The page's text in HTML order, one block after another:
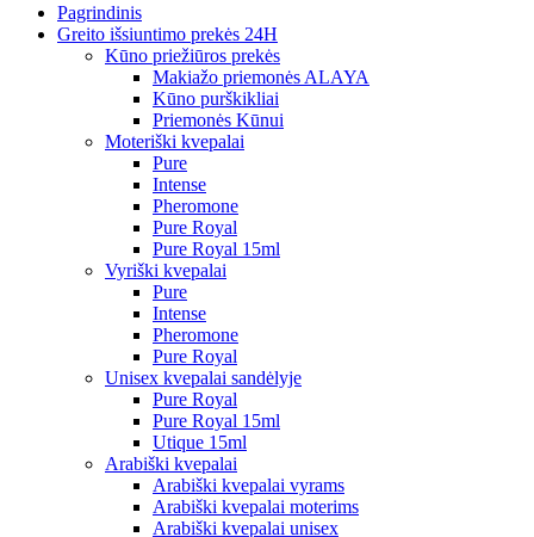
Pagrindinis
Greito išsiuntimo prekės 24H
Kūno priežiūros prekės
Makiažo priemonės ALAYA
Kūno purškikliai
Priemonės Kūnui
Moteriški kvepalai
Pure
Intense
Pheromone
Pure Royal
Pure Royal 15ml
Vyriški kvepalai
Pure
Intense
Pheromone
Pure Royal
Unisex kvepalai sandėlyje
Pure Royal
Pure Royal 15ml
Utique 15ml
Arabiški kvepalai
Arabiški kvepalai vyrams
Arabiški kvepalai moterims
Arabiški kvepalai unisex